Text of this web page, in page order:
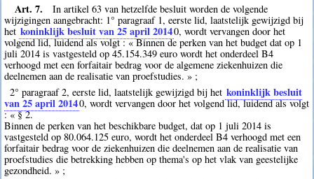
Art. 7.
In artikel 63 van hetzelfde besluit worden de volgende
wijzigingen aangebracht: 1° paragraaf 1, eerste lid, laatstelijk gewijzigd bij
het koninklijk besluit van 25 april 20140, wordt vervangen door het
volgend lid, luidend als volgt : « Binnen de perken van het budget dat op 1
juli 2014 is vastgesteld op 45.154.349 euro wordt het onderdeel B4
verhoogd met een forfaitair bedrag voor de algemene ziekenhuizen die
deelnemen aan de realisatie van proefstudies. » ;
2° paragraaf 2, eerste lid, laatstelijk gewijzigd bij het koninklijk besluit
van 25 april 20140, wordt vervangen door het volgend lid, luidend als volgt
: « § 2.
Binnen de perken van het beschikbare budget, dat op 1 juli 2014 is
vastgesteld op 80.064.125 euro, wordt het onderdeel B4 verhoogd met een
forfaitair bedrag voor de ziekenhuizen die deelnemen aan de realisatie van
proefstudies die betrekking hebben op thema's op het vlak van geestelijke
gezondheid. » ;